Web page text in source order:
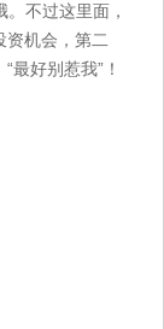
不过这里面，
资机会，第二
最好别惹我”！